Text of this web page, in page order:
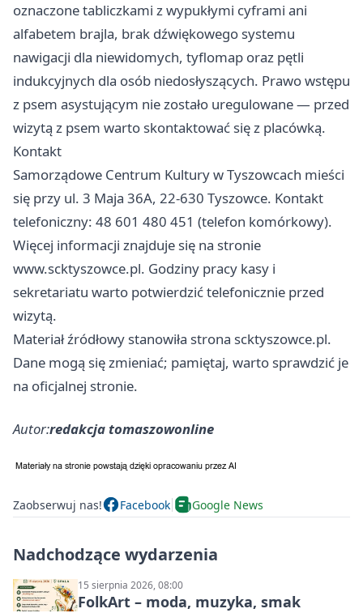
oznaczone tabliczkami z wypukłymi cyframi ani
alfabetem brajla, brak dźwiękowego systemu
nawigacji dla niewidomych, tyflomap oraz pętli
indukcyjnych dla osób niedosłyszących. Prawo wstępu
z psem asystującym nie zostało uregulowane — przed
wizytą z psem warto skontaktować się z placówką.
Kontakt
Samorządowe Centrum Kultury w Tyszowcach mieści
się przy ul. 3 Maja 36A, 22-630 Tyszowce. Kontakt
telefoniczny: 48 601 480 451 (telefon komórkowy).
Więcej informacji znajduje się na stronie
www.scktyszowce.pl. Godziny pracy kasy i
sekretariatu warto potwierdzić telefonicznie przed
wizytą.
Materiał źródłowy stanowiła strona scktyszowce.pl.
Dane mogą się zmieniać; pamiętaj, warto sprawdzić je
na oficjalnej stronie.
Autor:redakcja tomaszowonline
Zaobserwuj nas! Facebook Google News
Nadchodzące wydarzenia
15 sierpnia 2026, 08:00
FolkArt – moda, muzyka, smak